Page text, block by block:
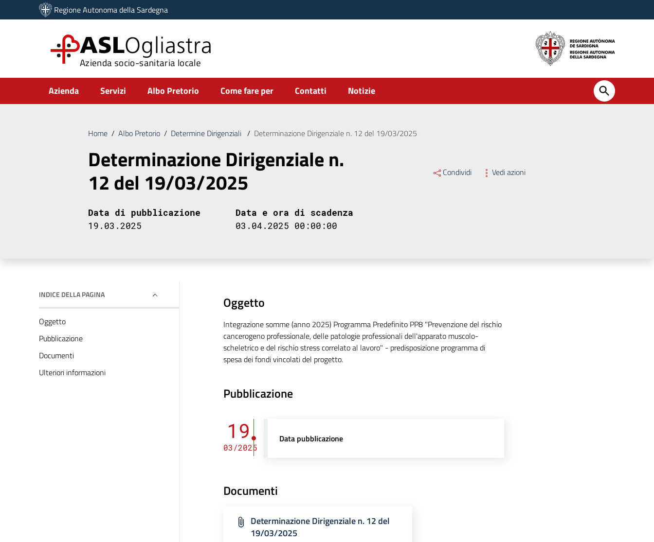
Vai ai contenuti
Vai al menu di navigazione
Regione Autonoma della Sardegna
ASLOgliastra
Azienda socio-sanitaria locale
Submenu
Azienda Servizi Albo Pretorio Come fare per Contatti Notizie
Home / Albo Pretorio / Determine Dirigenziali / Determinazione Dirigenziale n. 12 del 19/03/2025
Determinazione Dirigenziale n.
12 del 19/03/2025 Condividi Vedi azioni
Data di pubblicazione
19.03.2025
Data e ora di scadenza
03.04.2025 00:00:00
INDICE DELLA PAGINA
Oggetto
Pubblicazione
Documenti
Ulteriori informazioni
Oggetto
Integrazione somme (anno 2025) Programma Predefinito PP8 "Prevenzione del rischio
cancerogeno professionale, delle patologie professionali dell'apparato muscolo-
scheletrico e del rischio stress correlato al lavoro" - predisposizione programma di
spesa dei fondi vincolati del progetto.
Pubblicazione
19
03/2025
Data pubblicazione
Documenti
Determinazione Dirigenziale n. 12 del
19/03/2025